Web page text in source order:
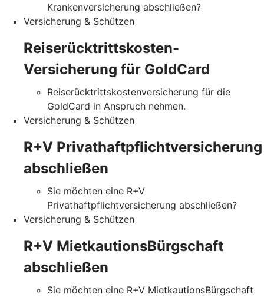
Krankenversicherung abschließen?
Versicherung & Schützen
Reiserücktrittskosten-
Versicherung für GoldCard
Reiserücktrittskostenversicherung für die
GoldCard in Anspruch nehmen.
Versicherung & Schützen
R+V Privathaftpflichtversicherung
abschließen
Sie möchten eine R+V
Privathaftpflichtversicherung abschließen?
Versicherung & Schützen
R+V MietkautionsBürgschaft
abschließen
Sie möchten eine R+V MietkautionsBürgschaft